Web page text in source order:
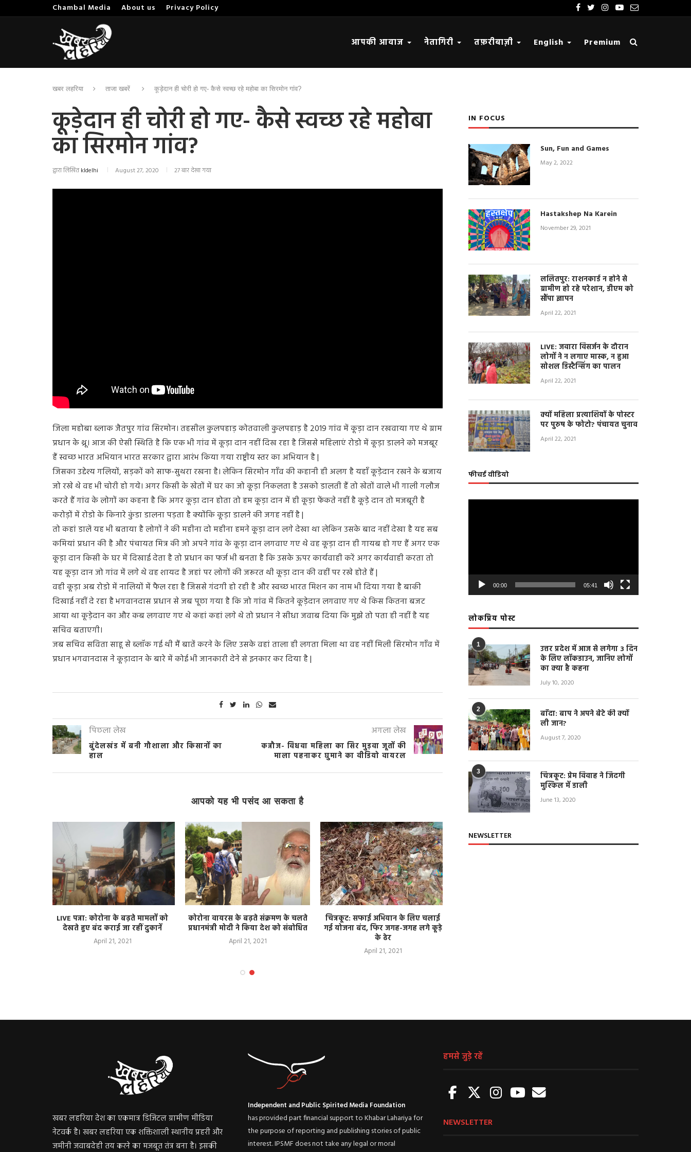
Chambal Media About us Privacy Policy
आपकी आवाज नेतागिरी तफ़रीबाज़ी English Premium
खबर लहरिया ताजा खबरें कूड़ेदान ही चोरी हो गए- कैसे स्वच्छ रहे महोबा का सिरमोन गांव?
कूड़ेदान ही चोरी हो गए- कैसे स्वच्छ रहे महोबा
का सिरमोन गांव?
द्वारा लिखितkldelhi August 27, 2020 27 बार देखा गया
जिला महोबा ब्लाक जैतपुर गांव सिरमोन। तहसील कुलपहाड़ कोतवाली कुलपहाड़ है 2019 गांव में कूड़ा दान रखवाया गए थे ग्राम
प्रधान के थ्रू। आज की ऐसी स्थिति है कि एक भी गांव में कूड़ा दान नहीं दिख रहा है जिससे महिलाएं रोडो में कूड़ा डालने को मजबूर
हैं स्वच्छ भारत अभियान भारत सरकार द्वारा आरंभ किया गया राष्ट्रीय स्तर का अभियान है |
जिसका उद्देश्य गलियों, सड़कों को साफ-सुथरा रखना है। लेकिन सिरमोन गाँव की कहानी ही अलग है यहाँ कूड़ेदान रखने के बजाय
जो रखे थे वह भी चोरी हो गये। अगर किसी के खेतों में घर का जो कूड़ा निकलता है उसको डालती हैं तो खेतों वाले भी गाली गलौज
करते हैं गांव के लोगों का कहना है कि अगर कूड़ा दान होता तो हम कूड़ा दान में ही कूड़ा फेंकते नहीं है कूड़े दान तो मजबूरी है
करोड़ों में रोडो के किनारे कुंडा डालना पड़ता है क्योंकि कूड़ा डालने की जगह नहीं है |
तो कहां डालें यह भी बताया है लोगों ने की महीना दो महीना हमने कूड़ा दान लगे देखा था लेकिन उसके बाद नहीं देखा है यह सब
कमियां प्रधान की है और पंचायत मित्र की जो अपने गांव के कूड़ा दान लगवाए गए थे वह कूड़ा दान ही गायब हो गए हैं अगर एक
कूड़ा दान किसी के घर में दिखाई देता है तो प्रधान का फर्ज भी बनता है कि उसके ऊपर कार्यवाही करें अगर कार्यवाही करता तो
यह कूड़ा दान जो गांव में लगे थे वह शायद है जहां पर लोगों की जरूरत थी कूड़ा दान की वहीं पर रखे होते हैं |
वही कूड़ा अब रोडो में नालियों में फैल रहा है जिससे गंदगी हो रही है और स्वच्छ भारत मिशन का नाम भी दिया गया है बाकी
दिखाई नहीं दे रहा है भगवानदास प्रधान से जब पूछा गया है कि जो गांव में कितने कूड़ेदान लगवाए गए थे किस कितना बजट
आया था कूड़ेदान का और कब लगवाए गए थे कहां कहां लगे थे तो प्रधान ने सीधा जवाब दिया कि मुझे तो पता ही नहीं है यह
सचिव बताएगी।
जब सचिव सविता साहू से ब्लॉक गई थी मैं बातें करने के लिए उसके वहां ताला ही लगता मिला था वह नहीं मिली सिरमोन गाँव में
प्रधान भगवानदास ने कूड़ादान के बारे में कोई भी जानकारी देने से इनकार कर दिया है |
पिछला लेख
बुंदेलखंड में बनी गौशाला और किसानों का
हाल
अगला लेख
कन्नौज- विधवा महिला का सिर मुड़वा जूतों की
माला पहनाकर घुमाने का वीडियो वायरल
आपको यह भी पसंद आ सकता है
LIVE पन्ना: कोरोना के बढ़ते मामलों को
देखते हुए बंद कराई जा रहीं दुकानें
April 21, 2021
कोरोना वायरस के बढ़ते संक्रमण के चलते
प्रधानमंत्री मोदी ने किया देश को संबोधित
April 21, 2021
चित्रकूट: सफाई अभियान के लिए चलाई
गई योजना बंद, फिर जगह-जगह लगे कूड़े
के ढेर
April 21, 2021
IN FOCUS
Sun, Fun and Games
May 2, 2022
Hastakshep Na Karein
November 29, 2021
ललितपुर: राशनकार्ड न होने से
ग्रामीण हो रहे परेशान, डीएम को
सौंपा ज्ञापन
April 22, 2021
LIVE: जवारा विसर्जन के दौरान
लोगों ने न लगाए मास्क, न हुआ
सोशल डिस्टैन्सिंग का पालन
April 22, 2021
क्यों महिला प्रत्याशियों के पोस्टर
पर पुरुष के फोटो? पंचायत चुनाव
April 22, 2021
फीचर्ड वीडियो
00:00 05:41
लोकप्रिय पोस्ट
1
उत्तर प्रदेश में आज से लगेगा 3 दिन
के लिए लॉकडाउन, जानिए लोगों
का क्या है कहना
July 10, 2020
2
बाँदा: बाप ने अपने बेटे की क्यों
ली जान?
August 7, 2020
3
चित्रकूट: प्रेम विवाह ने जिंदगी
मुश्किल में डाली
June 13, 2020
NEWSLETTER
खबर लहरिया देश का एकमात्र डिजिटल ग्रामीण मीडिया
नेटवर्क है। खबर लहरिया एक शक्तिशाली स्थानीय प्रहरी और
जमीनी जवाबदेही तय करने का मजबूत तंत्र बना है। इसकी
Independent and Public Spirited Media Foundation
has provided part financial support to Khabar Lahariya for
the purpose of reporting and publishing stories of public
interest. IPSMF does not take any legal or moral
हमसे जुड़े रहें
NEWSLETTER